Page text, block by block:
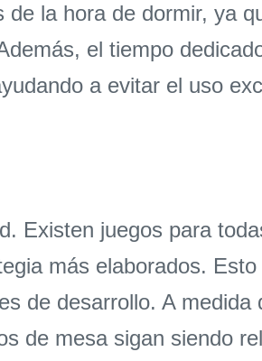
la hora de dormir, ya
el tiempo
a evitar el uso
Existen juegos para
más elaborados.
de desarrollo. A
de mesa sigan siendo